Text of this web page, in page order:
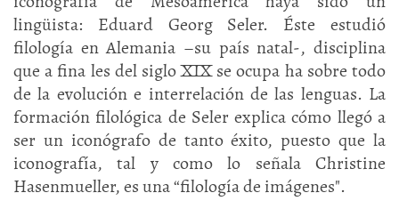
lingüista: Eduard Georg Seler. Éste estudió
filología en Alemania –su país natal-, disciplina
que a fina les del siglo XIX se ocupa ha sobre todo
de la evolución e interrelación de las lenguas. La
formación filológica de Seler explica cómo llegó a
ser un iconógrafo de tanto éxito, puesto que la
iconografía, tal y como lo señala Christine
Hasenmueller, es una “filología de imágenes".